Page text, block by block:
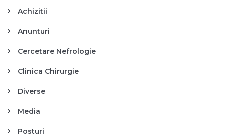
Achizitii
Anunturi
Cercetare Nefrologie
Clinica Chirurgie
Diverse
Media
Posturi